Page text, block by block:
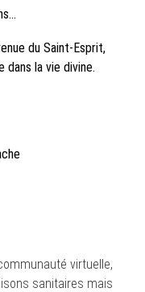
du Saint-Esprit,
dans la vie divine.
virtuelle,
sanitaires mais